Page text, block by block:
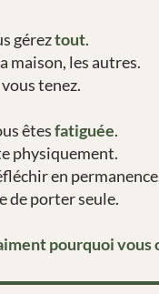
géreztout.
maison, les autres.
tenez.
êtesfatiguée.
physiquement.
en
de porter seule.
pourquoi vous